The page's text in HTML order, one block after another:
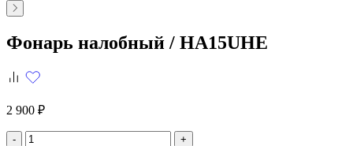
Фонарь налобный / HA15UHE
2 900 ₽
- +